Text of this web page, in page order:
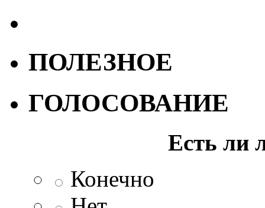
ПОЛЕЗНОЕ
ГОЛОСОВАНИЕ
Есть ли
Конечно